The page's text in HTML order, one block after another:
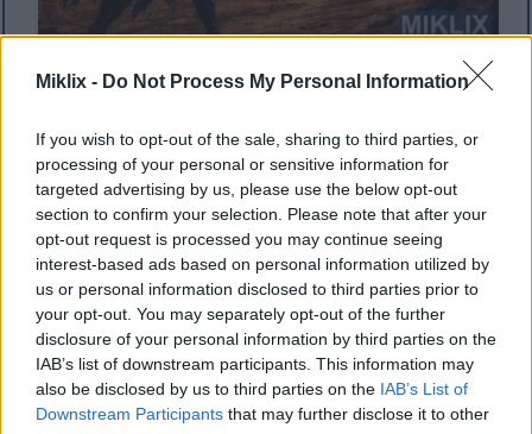
Miklix - Do Not Process My Personal Information
If you wish to opt-out of the sale, sharing to third parties, or
processing of your personal or sensitive information for
targeted advertising by us, please use the below opt-out
section to confirm your selection. Please note that after your
opt-out request is processed you may continue seeing
interest-based ads based on personal information utilized by
us or personal information disclosed to third parties prior to
your opt-out. You may separately opt-out of the further
disclosure of your personal information by third parties on the
IAB’s list of downstream participants. This information may
also be disclosed by us to third parties on the IAB’s List of
Downstream Participants that may further disclose it to other
אמנות מעריצים בסגנון אנימה של סכין שחורה בשריון מוכתם
מול טרול חופר אבנים מתנשא בתוך מערה תת-קרקעית
לחץ או הקש על התמונה לקבלת מידע נוסף ורזולוציות גבוהות
יותר.